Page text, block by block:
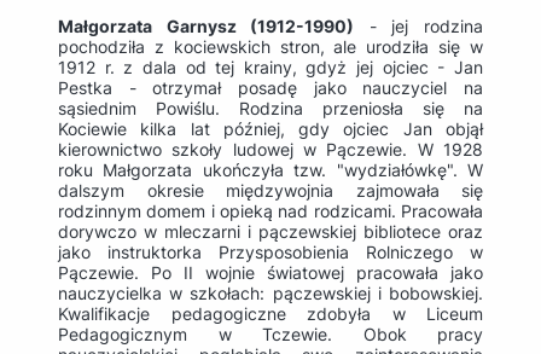
Małgorzata Garnysz (1912-1990) - jej rodzina
pochodziła z kociewskich stron, ale urodziła się w
1912 r. z dala od tej krainy, gdyż jej ojciec - Jan
Pestka - otrzymał posadę jako nauczyciel na
sąsiednim Powiślu. Rodzina przeniosła się na
Kociewie kilka lat później, gdy ojciec Jan objął
kierownictwo szkoły ludowej w Pączewie. W 1928
roku Małgorzata ukończyła tzw. "wydziałówkę". W
dalszym okresie międzywojnia zajmowała się
rodzinnym domem i opieką nad rodzicami. Pracowała
dorywczo w mleczarni i pączewskiej bibliotece oraz
jako instruktorka Przysposobienia Rolniczego w
Pączewie. Po II wojnie światowej pracowała jako
nauczycielka w szkołach: pączewskiej i bobowskiej.
Kwalifikacje pedagogiczne zdobyła w Liceum
Pedagogicznym w Tczewie. Obok pracy